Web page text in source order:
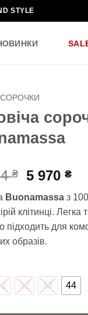
STYLE
СОРОЧКИ
₴
14
924 ₴.
5 970₴
5
Buonamassa з
клітинці.
підходить для
образів.
42 43 44